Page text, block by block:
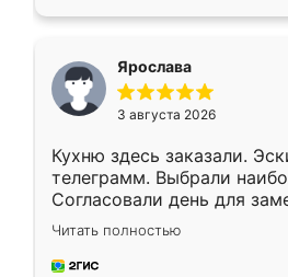
Ярослава
3 августа 2026
Кухню здесь заказали.
телеграмм. Выбрали
Согласовали день для
недели кухня была уже
довольны работой.
мебель за качественную
Читать полностью